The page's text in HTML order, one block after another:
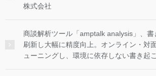
株式会社
商談解析ツール「amptalk analysis」、
刷新し大幅に精度向上。オンライン・対
ューニングし、環境に依存しない書き起